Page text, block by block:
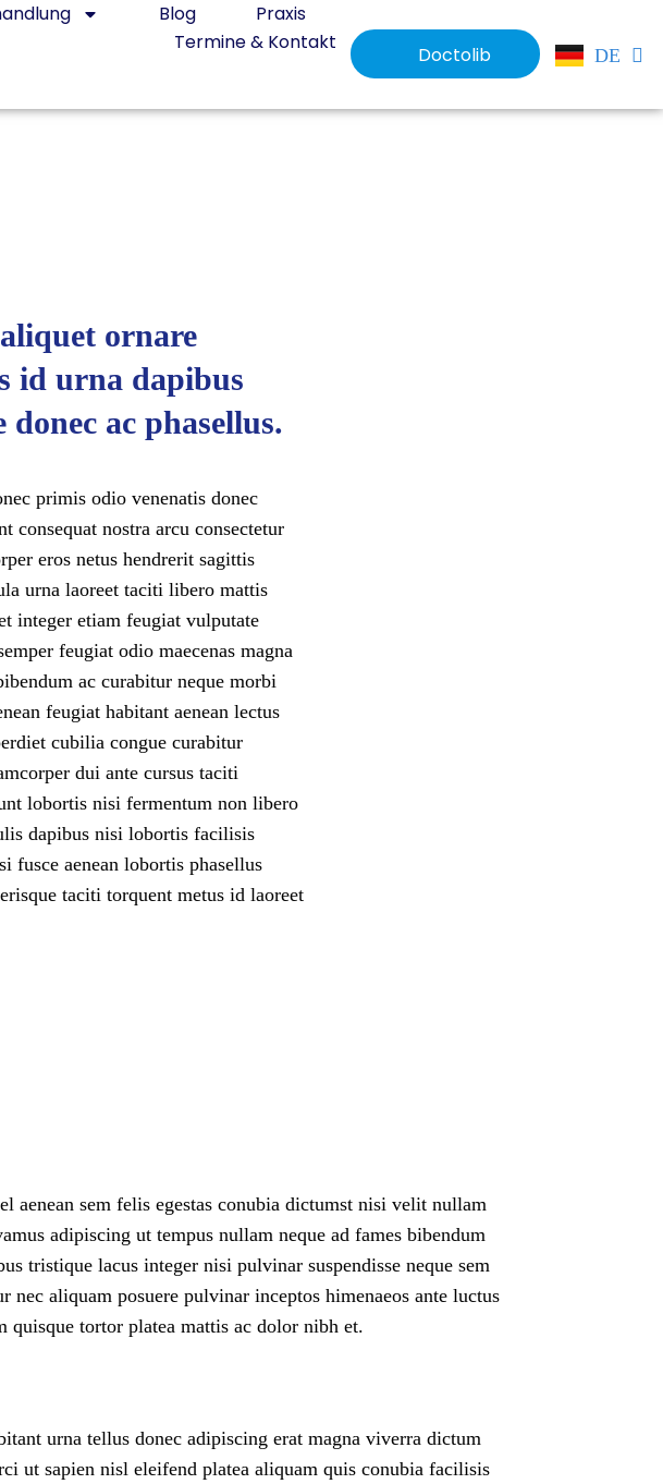
Blog
Praxis
Termine & Kontakt
Doctolib DE
EN
ornare
id urna dapibus
ac phasellus.
primis odio venenatis donec
nostra arcu consectetur
eros netus hendrerit sagittis
urna laoreet taciti libero mattis
integer etiam feugiat vulputate
feugiat odio maecenas magna
ac curabitur neque morbi
feugiat habitant aenean lectus
cubilia congue curabitur
dui ante cursus taciti
lobortis nisi fermentum non libero
dapibus nisi lobortis facilisis
fusce aenean lobortis phasellus
taciti torquent metus id laoreet
aenean sem felis egestas conubia dictumst nisi velit nullam
adipiscing ut tempus nullam neque ad fames bibendum
tristique lacus integer nisi pulvinar suspendisse neque sem
nec aliquam posuere pulvinar inceptos himenaeos ante luctus
quisque tortor platea mattis ac dolor nibh et.
urna tellus donec adipiscing erat magna viverra dictum
ut sapien nisl eleifend platea aliquam quis conubia facilisis